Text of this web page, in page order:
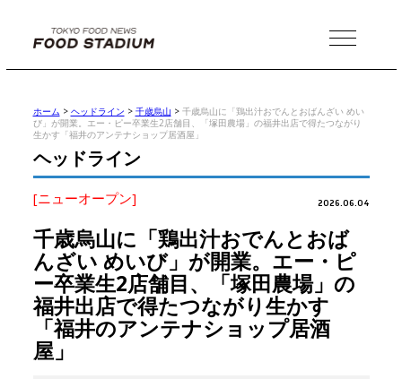
MENU
ホーム > ヘッドライン > 千歳烏山 > 千歳烏山に「鶏出汁おでんとおばんざい めい
び」が開業。エー・ピー卒業生2店舗目、「塚田農場」の福井出店で得たつながり
生かす「福井のアンテナショップ居酒屋」
ヘッドライン
[ニューオープン] 2026.06.04
千歳烏山に「鶏出汁おでんとおば
んざい めいび」が開業。エー・ピ
ー卒業生2店舗目、「塚田農場」の
福井出店で得たつながり生かす
「福井のアンテナショップ居酒
屋」